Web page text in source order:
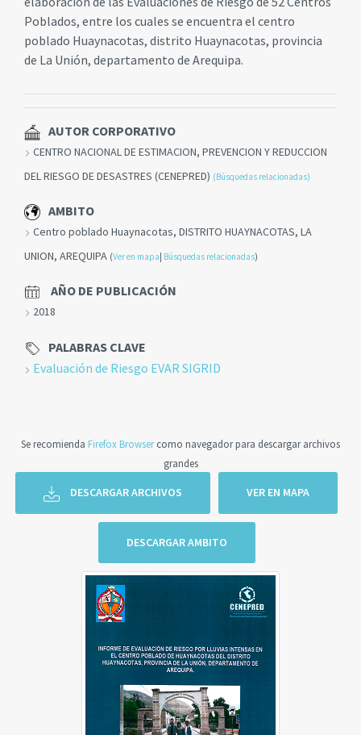
Poblados, entre los cuales se encuentra el centro
poblado Huaynacotas, distrito Huaynacotas, provincia
de La Unión, departamento de Arequipa.
AUTOR CORPORATIVO
CENTRO NACIONAL DE ESTIMACION, PREVENCION Y REDUCCION
DEL RIESGO DE DESASTRES (CENEPRED) (Búsquedas relacionadas)
AMBITO
Centro poblado Huaynacotas, DISTRITO HUAYNACOTAS, LA
UNION, AREQUIPA (Ver en mapa Búsquedas relacionadas)
AÑO DE PUBLICACIÓN
2018
PALABRAS CLAVE
Evaluación de Riesgo EVAR SIGRID
Se recomienda Firefox Browsercomo navegador para descargar archivos
grandes
DESCARGAR ARCHIVOS VER EN MAPA
DESCARGAR AMBITO